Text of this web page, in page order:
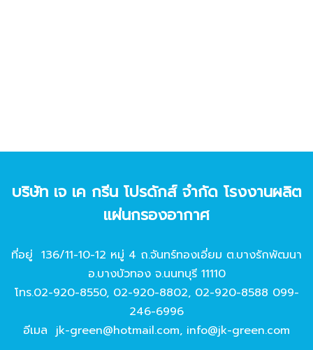
บริษัท เจ เค กรีน โปรดักส์ จํากัด โรงงานผลิต
แผ่นกรองอากาศ
ที่อยู่ 136/11-10-12 หมู่ 4 ถ.จันทร์ทองเอี่ยม ต.บางรักพัฒนา
อ.บางบัวทอง จ.นนทบุรี 11110
โทร.02-920-8550, 02-920-8802, 02-920-8588 099-
246-6996
อีเมล jk-green@hotmail.com, info@jk-green.com